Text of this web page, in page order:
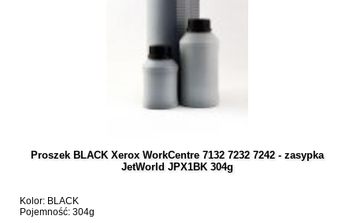
Proszek BLACK Xerox WorkCentre 7132 7232 7242 - zasypka
JetWorld JPX1BK 304g
Kolor: BLACK
Pojemność: 304g